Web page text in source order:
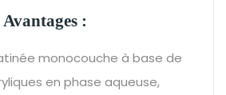
:
monocouche à base de
en phase aqueuse,